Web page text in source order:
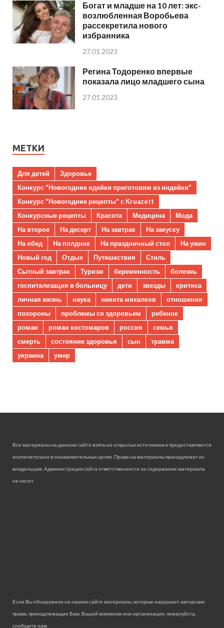
Богат и младше на 10 лет: экс-
возлюбленная Воробьева
рассекретила нового
избранника
27.01.2023
Регина Тодоренко впервые
показала лицо младшего сына
27.01.2023
МЕТКИ
Для детей
Здоровье
Конкурс "Новогодние идейки приготовим из индейки"
Конкурс "Новогодние рецепты" с Kruazett
Конкурсные рецепты
Красота Медицина
Мода
На второе
На десерт На завтрак
На закуску
На обед
На полдник На праздничный стол
На ужин
Новый год
Отдых Путешествия
Стиль
Сытный завтрак
Туризм беременность
болезнь
госпитализация в больницу
дети звезды
критика
личная жизнь
наука никита михалков
отношения
похороны
проблемы со здоровьем
ребенок
роман
роман костомаров россия
семья
смерть
состояние здоровья сын
травма
украина
умер
Все материалы на данном сайте взяты из открытых источников и предоставляются
исключительно в ознакомительных целях. Права на материалы принадлежат их
владельцам. Администрация сайта ответственности за содержание материала
не несет.
Если Вы обнаружили на нашем сайте материалы, которые нарушают авторские
права, принадлежащие Вам, Вашей компании или организации, пожалуйста,
сообщите нам.